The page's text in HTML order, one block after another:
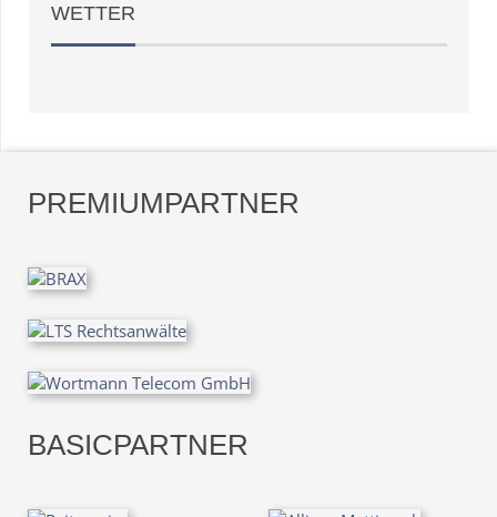
WETTER
PREMIUMPARTNER
BASICPARTNER